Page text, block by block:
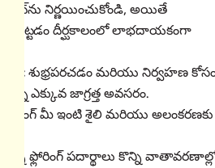
నిర్ణయించుకోండి, అయితే
పెట్టడం దీర్ఘకాలంలో లాభదాయకంగా
శుభ్రపరచడం మరియు నిర్వహణ
ఎక్కువ జాగ్రత్త అవసరం.
మీ ఇంటి శైలి మరియు
కొన్ని ఫ్లోరింగ్ పదార్థాలు కొన్ని